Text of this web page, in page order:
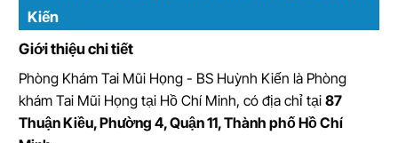
Kiến
Giới thiệu chi tiết
Phòng Khám Tai Mũi Họng - BS Huỳnh Kiến là Phòng
khám Tai Mũi Họng tại Hồ Chí Minh, có địa chỉ tại 87
Thuận Kiều, Phường 4, Quận 11, Thành phố Hồ Chí